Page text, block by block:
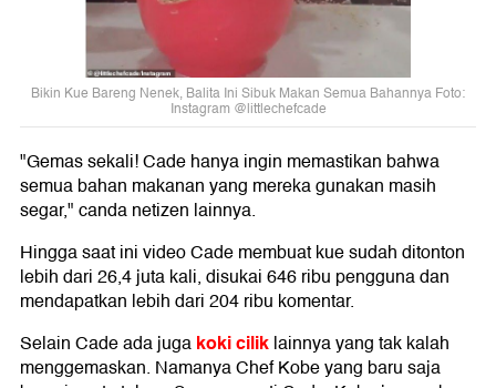
Bikin Kue Bareng Nenek, Balita Ini Sibuk Makan Semua Bahannya Foto:
Instagram @littlechefcade
"Gemas sekali! Cade hanya ingin memastikan bahwa
semua bahan makanan yang mereka gunakan masih
segar," canda netizen lainnya.
Hingga saat ini video Cade membuat kue sudah ditonton
lebih dari 26,4 juta kali, disukai 646 ribu pengguna dan
mendapatkan lebih dari 204 ribu komentar.
Selain Cade ada jugakoki ciliklainnya yang tak kalah
menggemaskan. Namanya Chef Kobe yang baru saja